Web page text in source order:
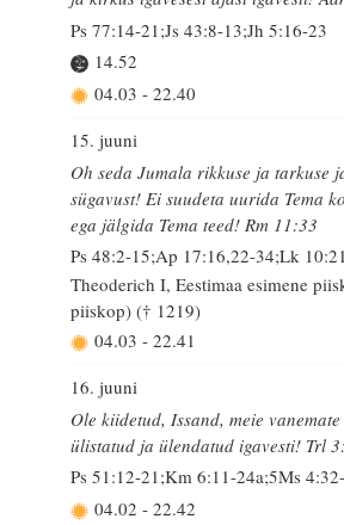
Ps 77:14-21;Js 43:8-13;Jh 5:16-23
14.52
04.03 - 22.40
15. juuni
Oh seda Jumala rikkuse ja tarkuse
sügavust! Ei suudeta uurida Tema
ega jälgida Tema teed! Rm 11:33
Ps 48:2-15;Ap 17:16,22-34;Lk
Theoderich I, Eestimaa esimene
piiskop) († 1219)
04.03 - 22.41
16. juuni
Ole kiidetud, Issand, meie
ülistatud ja ülendatud igavesti! Trl
Ps 51:12-21;Km 6:11-24a;5Ms
04.02 - 22.42